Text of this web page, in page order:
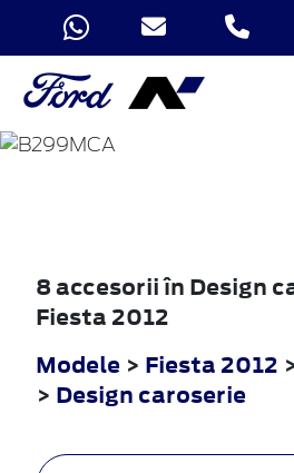
FIESTA
8 accesorii în Design
Fiesta 2012
Modele > Fiesta 2012
> Design caroserie